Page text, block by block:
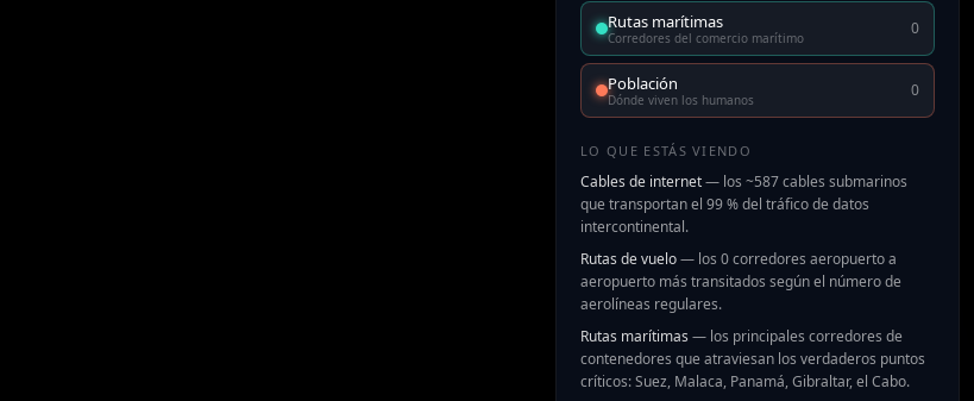
Rutas marítimas
Corredores del comercio marítimo 0
Población
Dónde viven los humanos 0
LO QUE ESTÁS VIENDO
Cables de internet— los ~587 cables submarinos
que transportan el 99 % del tráfico de datos
intercontinental.
Rutas de vuelo— los 0 corredores aeropuerto a
aeropuerto más transitados según el número de
aerolíneas regulares.
Rutas marítimas — los principales corredores de
contenedores que atraviesan los verdaderos puntos
críticos: Suez, Malaca, Panamá, Gibraltar, el Cabo.